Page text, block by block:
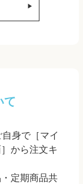
て
身で［マイ
から注文キ
定期商品共